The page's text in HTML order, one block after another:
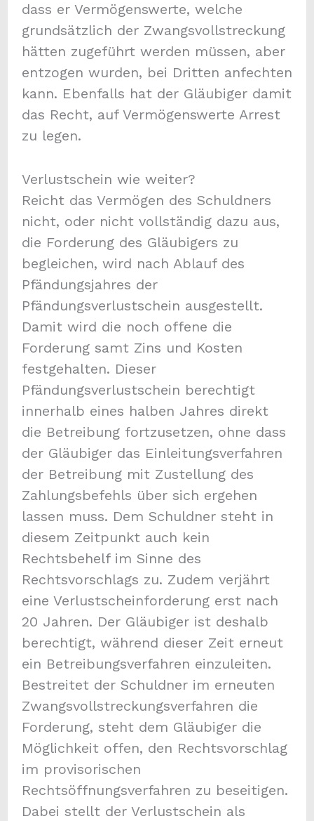
dass er Vermögenswerte, welche
grundsätzlich der Zwangsvollstreckung
hätten zugeführt werden müssen, aber
entzogen wurden, bei Dritten anfechten
kann. Ebenfalls hat der Gläubiger damit
das Recht, auf Vermögenswerte Arrest
zu legen.
Verlustschein wie weiter?
Reicht das Vermögen des Schuldners
nicht, oder nicht vollständig dazu aus,
die Forderung des Gläubigers zu
begleichen, wird nach Ablauf des
Pfändungsjahres der
Pfändungsverlustschein ausgestellt.
Damit wird die noch offene die
Forderung samt Zins und Kosten
festgehalten. Dieser
Pfändungsverlustschein berechtigt
innerhalb eines halben Jahres direkt
die Betreibung fortzusetzen, ohne dass
der Gläubiger das Einleitungsverfahren
der Betreibung mit Zustellung des
Zahlungsbefehls über sich ergehen
lassen muss. Dem Schuldner steht in
diesem Zeitpunkt auch kein
Rechtsbehelf im Sinne des
Rechtsvorschlags zu. Zudem verjährt
eine Verlustscheinforderung erst nach
20 Jahren. Der Gläubiger ist deshalb
berechtigt, während dieser Zeit erneut
ein Betreibungsverfahren einzuleiten.
Bestreitet der Schuldner im erneuten
Zwangsvollstreckungsverfahren die
Forderung, steht dem Gläubiger die
Möglichkeit offen, den Rechtsvorschlag
im provisorischen
Rechtsöffnungsverfahren zu beseitigen.
Dabei stellt der Verlustschein als